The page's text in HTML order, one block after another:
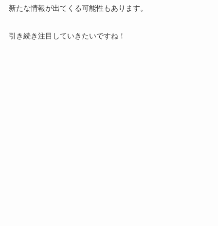
新たな情報が出てくる可能性もあります。
引き続き注目していきたいですね！